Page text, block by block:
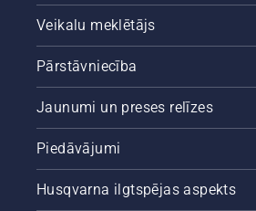
Veikalu meklētājs
Pārstāvniecība
Jaunumi un preses relīzes
Piedāvājumi
Husqvarna ilgtspējas aspekts